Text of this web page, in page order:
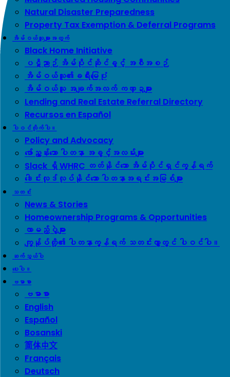
Natural Disaster Preparedness
Property Tax Exemption & Deferral Programs
အိမ်ဝယ်သူများအတွက်
Black Home Initiative
ပဋိညာဉ် အိမ်ပိုင်ဆိုင်ခွင့် အစီအစဉ်
အိမ်ဝယ်သူ၏ခရီးမြေပုံ
အိမ်ဝယ်သူ အချက်အလက် ကဏ္ဍများ
Lending and Real Estate Referral Directory
Recursos en Español
ပါဝင်လိုက်ပါ။
Policy and Advocacy
ဖော်ညွှန်းသော ပါတနာ အခွင့်အလမ်းများ
Slack ရှိ WHRC တတ်နိုင်သော အိမ်ပိုင်ရှင်ကွန်ရက်
ဒေါင်းလုဒ်လုပ်နိုင်သော ပါတနာအရင်းအမြစ်များ
သတင်း
News & Stories
Homeownership Programs & Opportunities
လာမည့်ပွဲများ
ကျွန်ုပ်တို့၏ ပါတနာကွန်ရက် သတင်းလွှာတွင် ပါဝင်ပါ။
ဆက်သွယ်ပါ
ပေးပါ။
ဗမာစာ
ဗမာစာ
English
Español
Bosanski
简体中文
Français
Deutsch